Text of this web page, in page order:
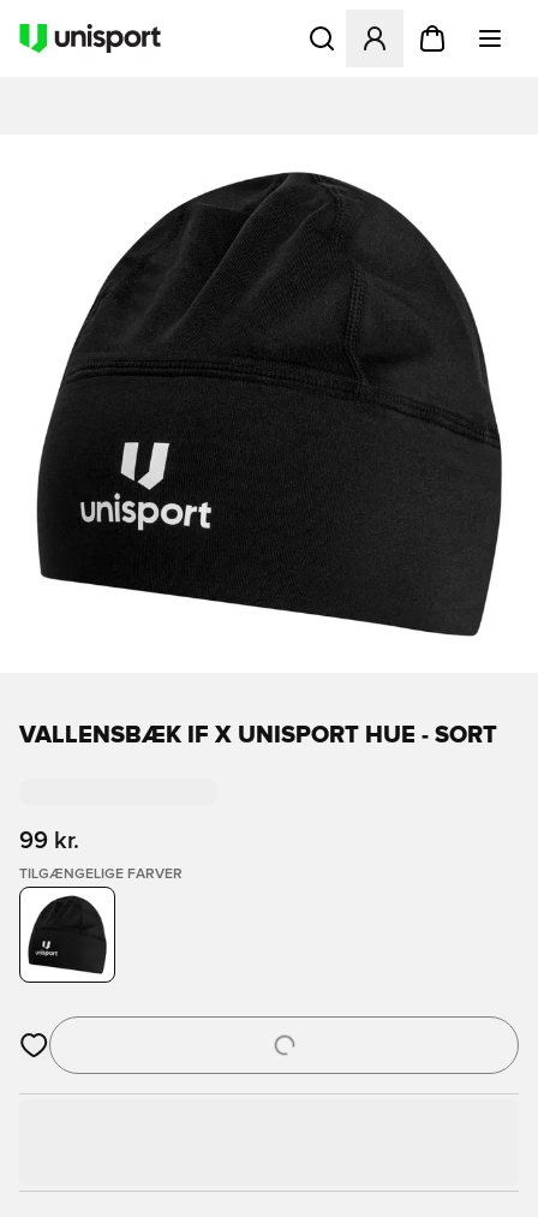
Åbner en Modal til at
VALLENSBÆK IF X UNISPORT HUE - SORT
99 kr.
TILGÆNGELIGE FARVER
Åbner en Modal til at logge ind eller tilmelde dig som medlem